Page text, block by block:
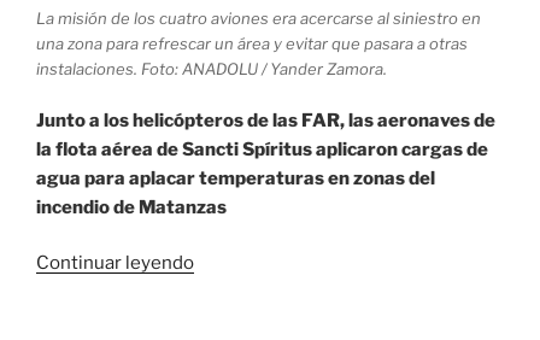
La misión de los cuatro aviones era acercarse al siniestro en
una zona para refrescar un área y evitar que pasara a otras
instalaciones. Foto: ANADOLU / Yander Zamora.
Junto a los helicópteros de las FAR, las aeronaves de
la flota aérea de Sancti Spíritus aplicaron cargas de
agua para aplacar temperaturas en zonas del
incendio de Matanzas
Continuar leyendo«Pilotos